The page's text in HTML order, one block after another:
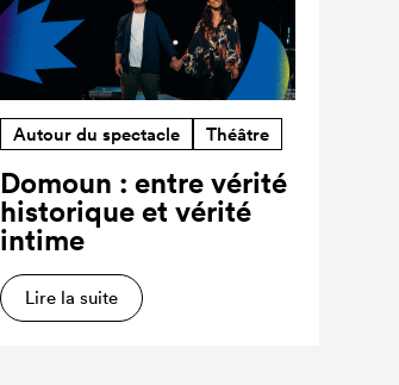
Autour du spectacle Théâtre
Domoun : entre vérité
historique et vérité
intime
Lire la suite